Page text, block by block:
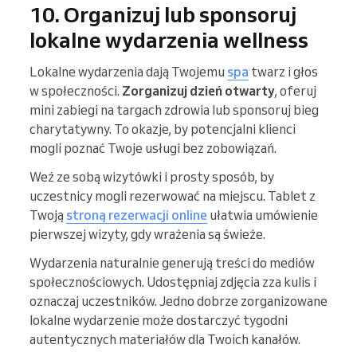
10. Organizuj lub sponsoruj
lokalne wydarzenia wellness
Lokalne wydarzenia dają Twojemu spa twarz i głos
w społeczności. Zorganizuj dzień otwarty, oferuj
mini zabiegi na targach zdrowia lub sponsoruj bieg
charytatywny. To okazje, by potencjalni klienci
mogli poznać Twoje usługi bez zobowiązań.
Weź ze sobą wizytówki i prosty sposób, by
uczestnicy mogli rezerwować na miejscu. Tablet z
Twoją stroną rezerwacji online ułatwia umówienie
pierwszej wizyty, gdy wrażenia są świeże.
Wydarzenia naturalnie generują treści do mediów
społecznościowych. Udostępniaj zdjęcia zza kulis i
oznaczaj uczestników. Jedno dobrze zorganizowane
lokalne wydarzenie może dostarczyć tygodni
autentycznych materiałów dla Twoich kanałów.